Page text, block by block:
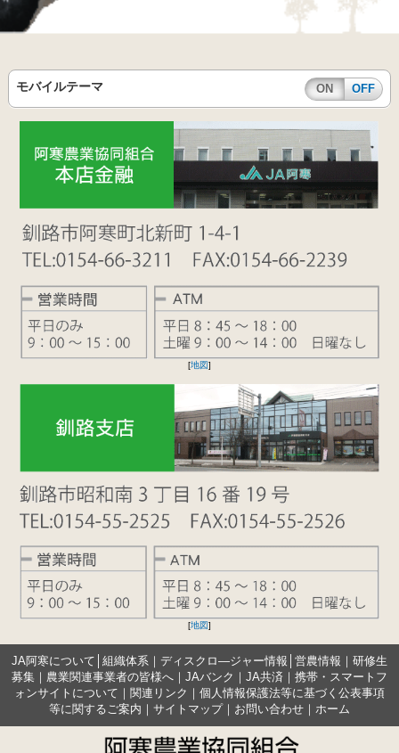
モバイルテーマ ON OFF
[地図]
[地図]
JA阿寒について 組織体系 ｜ ディスクロ―ジャー情報 営農情報 ｜ 研修生
募集 ｜ 農業関連事業者の皆様へ ｜ JAバンク ｜ JA共済 ｜ 携帯・スマートフ
ォンサイトについて ｜ 関連リンク ｜ 個人情報保護法等に基づく公表事項
等に関するご案内 ｜ サイトマップ｜ お問い合わせ ｜ ホーム